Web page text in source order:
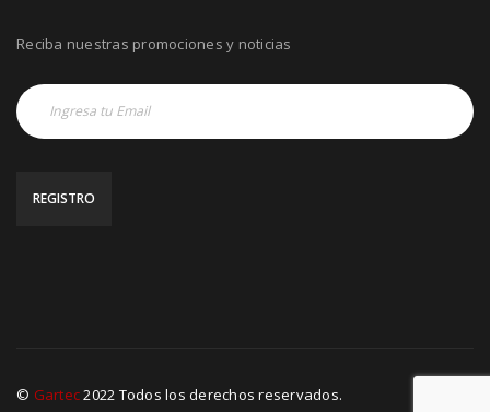
Reciba nuestras promociones y noticias
© Gartec2022 Todos los derechos reservados.